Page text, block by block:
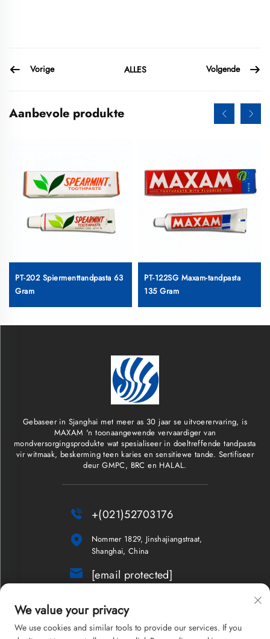
Vorige ALLES Volgende
Aanbevole produkte
PT-202 Spiermenttandpasta 63
Gram
PT-122SG Maxam-tandpasta
135 Gram
Gebaseer in Sjanghai met meer as 30 jaar se uitvoerervaring, is
MAXAM 'n toonaangewende vervaardiger van
mondversorgingsprodukte wat spesialiseer in doeltreffende tandpasta
vir witmaak, beskerming teen karies en sensitiewe tande. Sertifiseer
deur GMPC, BRC en HALAL.
 +(021)52703176

Nommer 1829, Jinshajiangstraat,
Shanghai, China
 [email protected]
Nuusbrief
We value your privacy
We use cookies and similar tools to provide our services. If you